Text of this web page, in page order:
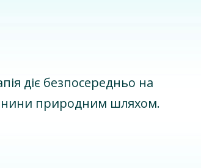
діє безпосередньо на
природним шляхом.